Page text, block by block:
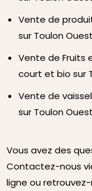
Vente de
sur Toulon
Vente de Fruits
court et bio sur
Vente de
sur Toulon
Vous avez des
Contactez-nous
ligne ou